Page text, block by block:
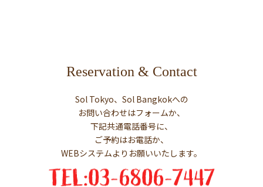
Reservation & Contact
Sol Tokyo、Sol Bangkokへの
お問い合わせはフォームか、
下記共通電話番号に、
ご予約はお電話か、
WEBシステムよりお願いいたします。